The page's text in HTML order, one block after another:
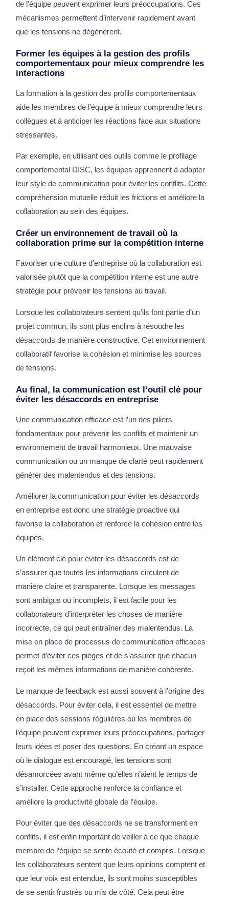
de l’équipe peuvent exprimer leurs préoccupations. Ces
mécanismes permettent d’intervenir rapidement avant
que les tensions ne dégénèrent.
Former les équipes à la gestion des profils
comportementaux pour mieux comprendre les
interactions
La formation à la gestion des profils comportementaux
aide les membres de l’équipe à mieux comprendre leurs
collègues et à anticiper les réactions face aux situations
stressantes.
Par exemple, en utilisant des outils comme le profilage
comportemental DISC, les équipes apprennent à adapter
leur style de communication pour éviter les conflits. Cette
compréhension mutuelle réduit les frictions et améliore la
collaboration au sein des équipes.
Créer un environnement de travail où la
collaboration prime sur la compétition interne
Favoriser une culture d’entreprise où la collaboration est
valorisée plutôt que la compétition interne est une autre
stratégie pour prévenir les tensions au travail.
Lorsque les collaborateurs sentent qu’ils font partie d’un
projet commun, ils sont plus enclins à résoudre les
désaccords de manière constructive. Cet environnement
collaboratif favorise la cohésion et minimise les sources
de tensions.
Au final, la communication est l’outil clé pour
éviter les désaccords en entreprise
Une communication efficace est l’un des piliers
fondamentaux pour prévenir les conflits et maintenir un
environnement de travail harmonieux. Une mauvaise
communication ou un manque de clarté peut rapidement
générer des malentendus et des tensions.
Améliorer la communication pour éviter les désaccords
en entreprise est donc une stratégie proactive qui
favorise la collaboration et renforce la cohésion entre les
équipes.
Un élément clé pour éviter les désaccords est de
s’assurer que toutes les informations circulent de
manière claire et transparente. Lorsque les messages
sont ambigus ou incomplets, il est facile pour les
collaborateurs d’interpréter les choses de manière
incorrecte, ce qui peut entraîner des malentendus. La
mise en place de processus de communication efficaces
permet d’éviter ces pièges et de s’assurer que chacun
reçoit les mêmes informations de manière cohérente.
Le manque de feedback est aussi souvent à l’origine des
désaccords. Pour éviter cela, il est essentiel de mettre
en place des sessions régulières où les membres de
l’équipe peuvent exprimer leurs préoccupations, partager
leurs idées et poser des questions. En créant un espace
où le dialogue est encouragé, les tensions sont
désamorcées avant même qu’elles n’aient le temps de
s’installer. Cette approche renforce la confiance et
améliore la productivité globale de l’équipe.
Pour éviter que des désaccords ne se transforment en
conflits, il est enfin important de veiller à ce que chaque
membre de l’équipe se sente écouté et compris. Lorsque
les collaborateurs sentent que leurs opinions comptent et
que leur voix est entendue, ils sont moins susceptibles
de se sentir frustrés ou mis de côté. Cela peut être